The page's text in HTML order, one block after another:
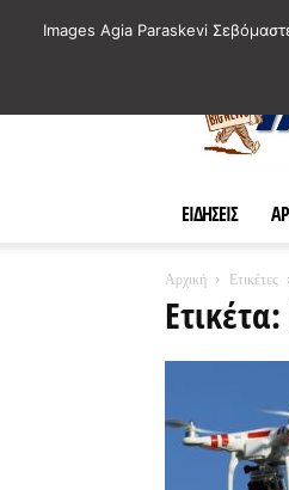
ΕΙΔΗΣΕΙΣ
Αρχική Ετικέτες
Images Agia Paraskevi